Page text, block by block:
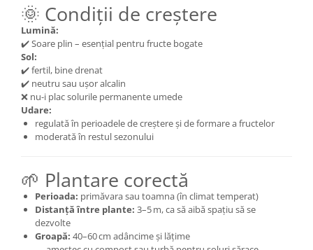
🌞 Condiții de creștere
Lumină:
✔️ Soare plin – esențial pentru fructe bogate
Sol:
✔️ fertil, bine drenat
✔️ neutru sau ușor alcalin
❌ nu-i plac solurile permanente umede
Udare:
regulată în perioadele de creștere și de formare a fructelor
moderată în restul sezonului
🌱 Plantare corectă
Perioada: primăvara sau toamna (în climat temperat)
Distanță între plante: 3–5 m, ca să aibă spațiu să se
dezvolte
Groapă: 40–60 cm adâncime și lățime